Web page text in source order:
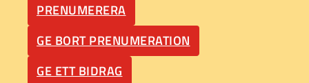
PRENUMERERA
GE BORT PRENUMERATION
GE ETT BIDRAG